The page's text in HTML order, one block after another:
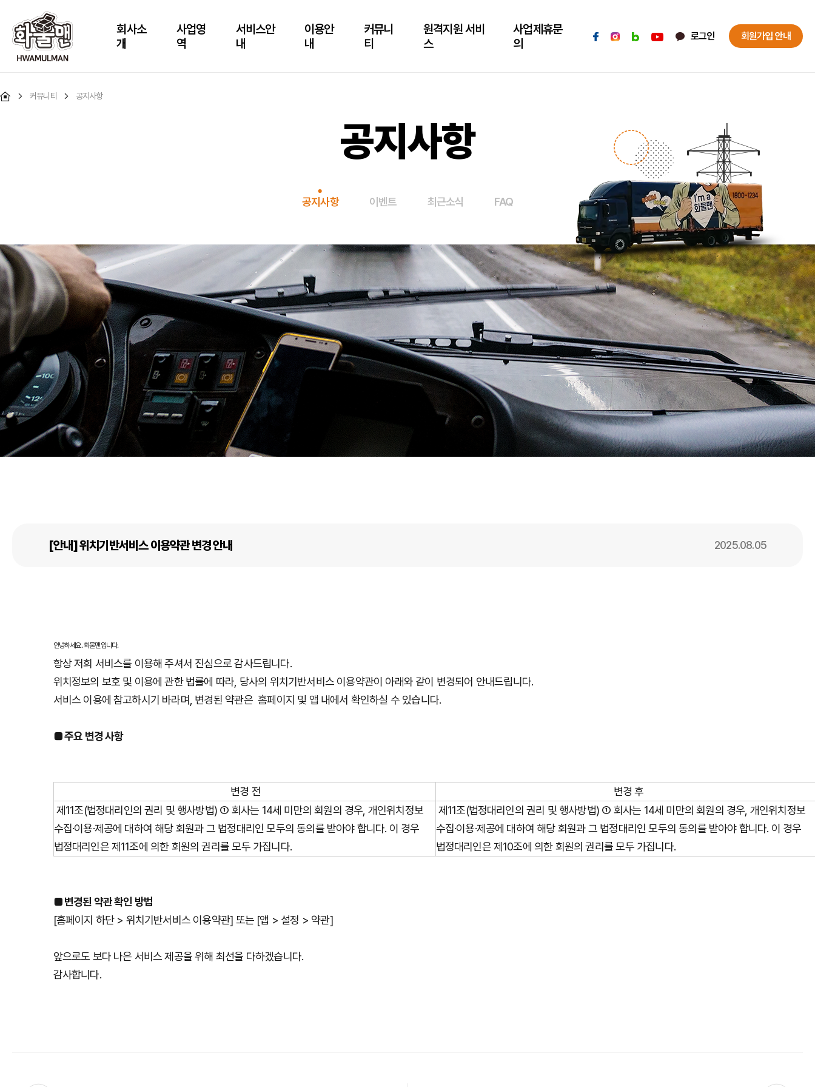
회사소
개
사업영
역
서비스안
내
이용안
내
커뮤니
티
원격지원 서비
스
사업제휴문
의
로그인 회원가입 안내
커뮤니티 공지사항
공지사항
공지사항 이벤트 최근소식 FAQ
[안내] 위치기반서비스 이용약관 변경 안내 2025.08.05
안녕하세요. 화물맨입니다.
항상 저희 서비스를 이용해 주셔서 진심으로 감사드립니다.
위치정보의 보호 및 이용에 관한 법률에 따라, 당사의 위치기반서비스 이용약관이 아래와 같이 변경되어 안내드립니다.
서비스 이용에 참고하시기 바라며, 변경된 약관은 홈페이지 및 앱 내에서 확인하실 수 있습니다.
■ 주요 변경 사항
변경 전
변경 후
제11조(법정대리인의 권리 및 행사방법) ① 회사는 14세 미만의 회원의 경우, 개인위치정보
수집·이용·제공에 대하여 해당 회원과 그 법정대리인 모두의 동의를 받아야 합니다. 이 경우
법정대리인은 제11조에 의한 회원의 권리를 모두 가집니다.
제11조(법정대리인의 권리 및 행사방법) ① 회사는 14세 미만의 회원의 경우, 개인위치정보
수집·이용·제공에 대하여 해당 회원과 그 법정대리인 모두의 동의를 받아야 합니다. 이 경우
법정대리인은 제10조에 의한 회원의 권리를 모두 가집니다.
■ 변경된 약관 확인 방법
[홈페이지 하단 > 위치기반서비스 이용약관] 또는 [앱 > 설정 > 약관]
앞으로도 보다 나은 서비스 제공을 위해 최선을 다하겠습니다.
감사합니다.